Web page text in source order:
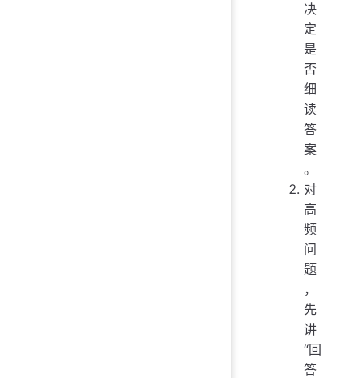
决
定
是
否
细
读
答
案
。
对
高
频
问
题
，
先
讲
“回
答